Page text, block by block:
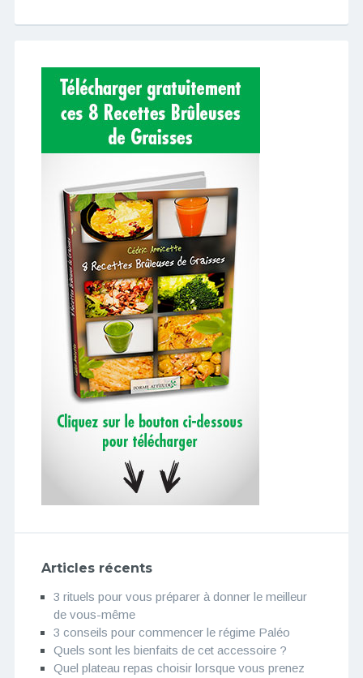
Articles récents
3 rituels pour vous préparer à donner le meilleur
de vous-même
3 conseils pour commencer le régime Paléo
Quels sont les bienfaits de cet accessoire ?
Quel plateau repas choisir lorsque vous prenez